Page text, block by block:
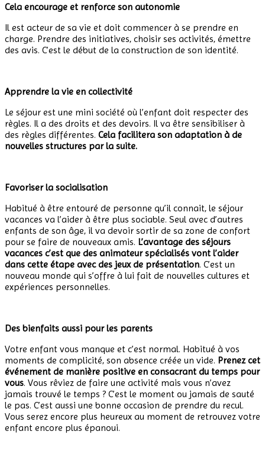
Cela encourage et renforce son autonomie
Il est acteur de sa vie et doit commencer à se prendre en
charge. Prendre des initiatives, choisir ses activités, émettre
des avis. C’est le début de la construction de son identité.
Apprendre la vie en collectivité
Le séjour est une mini société où l’enfant doit respecter des
règles. Il a des droits et des devoirs. Il va être sensibiliser à
des règles différentes. Cela facilitera son adaptation à de
nouvelles structures par la suite.
Favoriser la socialisation
Habitué à être entouré de personne qu’il connait, le séjour
vacances va l’aider à être plus sociable. Seul avec d’autres
enfants de son âge, il va devoir sortir de sa zone de confort
pour se faire de nouveaux amis. L’avantage des séjours
vacances c’est que des animateur spécialisés vont l’aider
dans cette étape avec des jeux de présentation. C’est un
nouveau monde qui s’offre à lui fait de nouvelles cultures et
expériences personnelles.
Des bienfaits aussi pour les parents
Votre enfant vous manque et c’est normal. Habitué à vos
moments de complicité, son absence créée un vide. Prenez cet
événement de manière positive en consacrant du temps pour
vous. Vous rêviez de faire une activité mais vous n’avez
jamais trouvé le temps ? C’est le moment ou jamais de sauté
le pas. C’est aussi une bonne occasion de prendre du recul.
Vous serez encore plus heureux au moment de retrouvez votre
enfant encore plus épanoui.